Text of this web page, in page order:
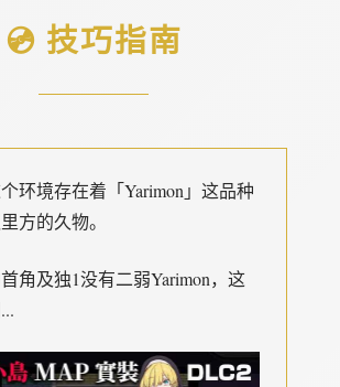
💿 技巧指南
环境存在着「Yarimon」这品种
方的久物。
角及独1没有二弱Yarimon，这